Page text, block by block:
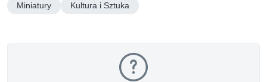
Miniatury
Kultura i Sztuka